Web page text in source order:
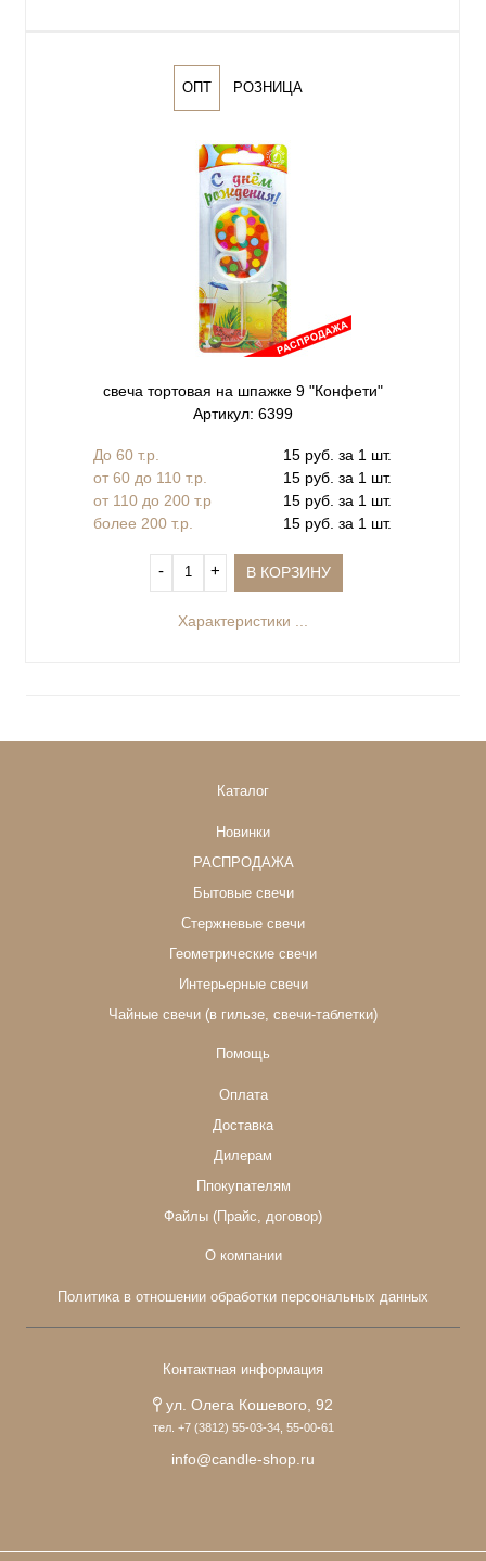
ОПТ РОЗНИЦА
свеча тортовая на шпажке 9 "Конфети"
Артикул: 6399
До 60 т.р.
15 руб. за 1 шт.
от 60 до 110 т.р.
15 руб. за 1 шт.
от 110 до 200 т.р
15 руб. за 1 шт.
более 200 т.р.
15 руб. за 1 шт.
‐ + В КОРЗИНУ
Характеристики ...
Каталог
Новинки
РАСПРОДАЖА
Бытовые свечи
Стержневые свечи
Геометрические свечи
Интерьерные свечи
Чайные свечи (в гильзе, свечи-таблетки)
Помощь
Оплата
Доставка
Дилерам
Ппокупателям
Файлы (Прайс, договор)
О компании
Политика в отношении обработки персональных данных
Контактная информация
ул. Олега Кошевого, 92
тел. +7 (3812) 55-03-34, 55-00-61
info@candle-shop.ru